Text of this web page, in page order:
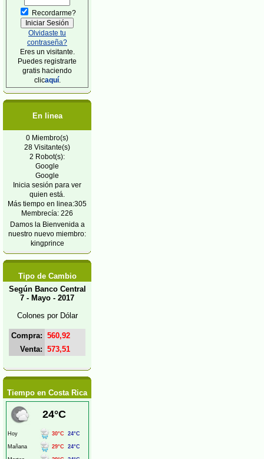
Recordarme?
Olvidaste tu
contraseña?
Eres un visitante.
Puedes registrarte
gratis haciendo
clicaquí.
En linea
0 Miembro(s)
28 Visitante(s)
2 Robot(s):
Google
Google
Inicia sesión para ver
quien está.
Más tiempo en linea:305
Membrecía: 226
Damos la Bienvenida a
nuestro nuevo miembro:
kingprince
Tipo de Cambio
Según Banco Central
7 - Mayo - 2017
Colones por Dólar
Compra: 560,92
Venta: 573,51
Tiempo en Costa Rica